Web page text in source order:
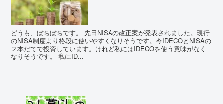
どうも、ぼちぼちです。 先日NISAの改正案が発表されました。現行
のNISA制度より格段に使いやすくなりそうです。今IDECOとNISAの
２本だてで投資しています。けれど私にはIDECOを使う意味がなく
なりそうです。 私にID...